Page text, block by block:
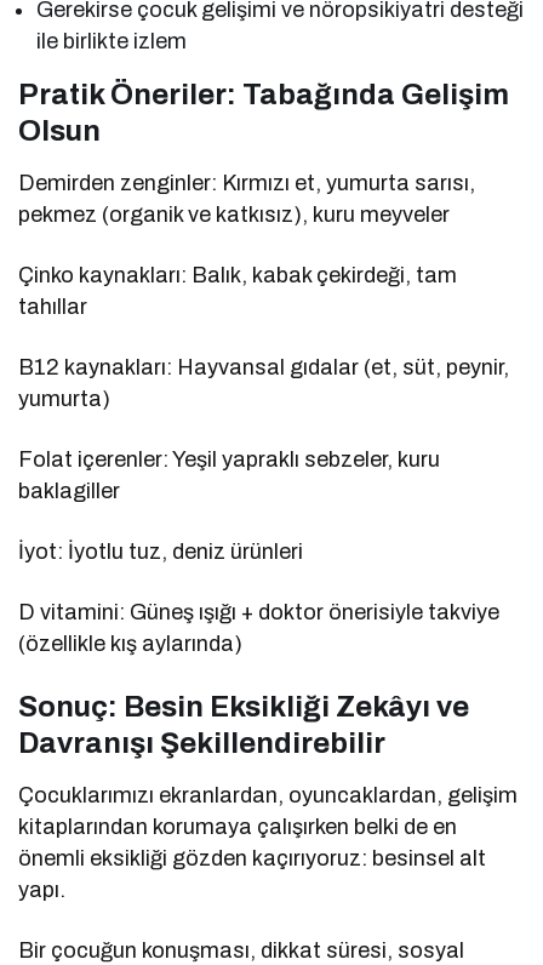
Gerekirse çocuk gelişimi ve nöropsikiyatri desteği
ile birlikte izlem
Pratik Öneriler: Tabağında Gelişim
Olsun
Demirden zenginler: Kırmızı et, yumurta sarısı,
pekmez (organik ve katkısız), kuru meyveler
Çinko kaynakları: Balık, kabak çekirdeği, tam
tahıllar
B12 kaynakları: Hayvansal gıdalar (et, süt, peynir,
yumurta)
Folat içerenler: Yeşil yapraklı sebzeler, kuru
baklagiller
İyot: İyotlu tuz, deniz ürünleri
D vitamini: Güneş ışığı + doktor önerisiyle takviye
(özellikle kış aylarında)
Sonuç: Besin Eksikliği Zekâyı ve
Davranışı Şekillendirebilir
Çocuklarımızı ekranlardan, oyuncaklardan, gelişim
kitaplarından korumaya çalışırken belki de en
önemli eksikliği gözden kaçırıyoruz: besinsel alt
yapı.
Bir çocuğun konuşması, dikkat süresi, sosyal